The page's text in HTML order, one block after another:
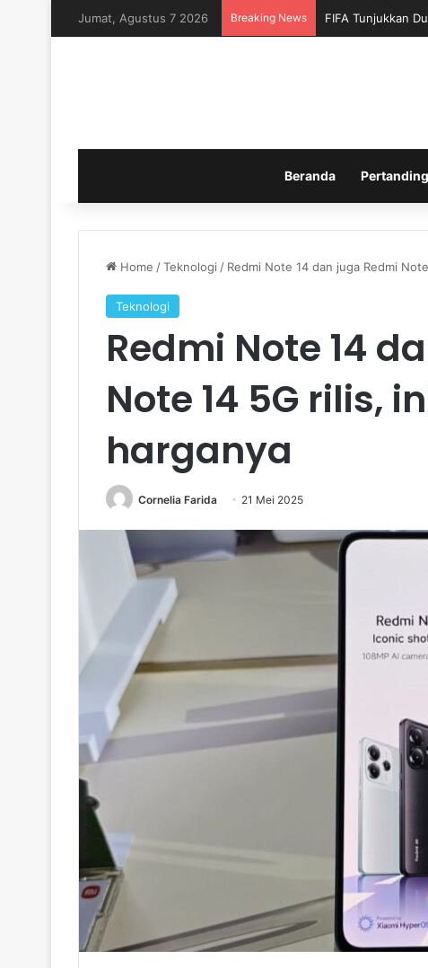
Jumat, Agustus 7 2026 Breaking News FIFA Tunjukkan
Beranda
Home /Teknologi / Redmi Note 14 dan juga Redmi
Teknologi
Redmi Note 14
Note 14 5G rilis,
harganya
Cornelia Farida 21 Mei 2025